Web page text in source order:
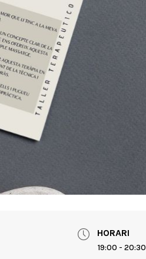
HORARI
19:00 - 20:30